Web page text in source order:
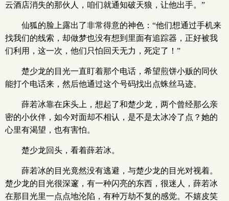
云酒店消失的那伙人，咱们就通知破天狼，让他出手。”
仙狐的脸上露出了非常得意的神色：“他们想通过手机来
找我们的线索，却做梦也没有想到里面有追踪器，正好被我
们利用，这一次，他们只怕回天无力，死定了！”
楚少龙的目光一直盯着那个电话，希望煎饼小贩的同伙
能打个电话来，然后他通过这个号码找出点蛛丝马迹。
薛若冰靠在床头上，想起了和楚少龙，两个曾经那么亲
密的小伙伴，如今对面却不相认，是不是太冰冷了点？她的
心里有渴望，也有害怕。
楚少龙回头，看着薛若冰。
薛若冰的目光竟然没有逃避，与楚少龙的目光对视着。
楚少龙的目光很深邃，有一种闪亮的东西，很迷人，薛若冰
在那目光里一点点地沦陷，有种万劫不复的感觉。不嬉皮笑